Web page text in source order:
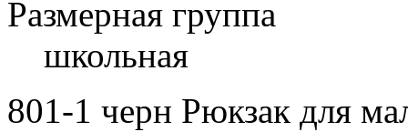
Размерная группа
школьная
801-1 черн Рюкзак для